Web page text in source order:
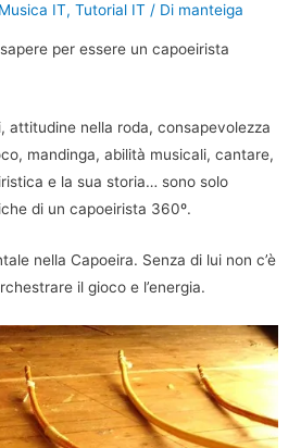
Musica IT,Tutorial IT / Di manteiga
per essere un capoeirista
attitudine nella roda, consapevolezza
mandinga, abilità musicali, cantare,
e la sua storia… sono solo
di un capoeirista 360º.
nella Capoeira. Senza di lui non c’è
il gioco e l’energia.